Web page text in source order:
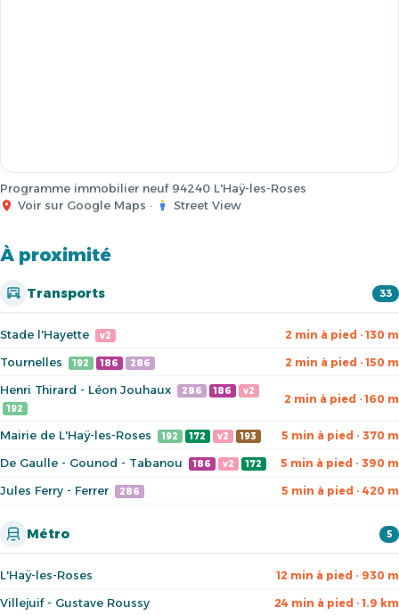
Programme immobilier neuf 94240 L'Haÿ-les-Roses
Voir sur Google Maps · Street View
À proximité
Transports 33
Stade l'Hayette v2 2 min à pied · 130 m
Tournelles 192 186 286 2 min à pied · 150 m
Henri Thirard - Léon Jouhaux 286 186
v2
192
2 min à pied · 160 m
Mairie de L'Haÿ-les-Roses 192 172 v2 193 5 min à pied · 370 m
De Gaulle - Gounod - Tabanou 186 v2 172 5 min à pied · 390 m
Jules Ferry - Ferrer 286 5 min à pied · 420 m
Métro 5
L'Haÿ-les-Roses 12 min à pied · 930 m
Villejuif - Gustave Roussy 24 min à pied · 1.9 km